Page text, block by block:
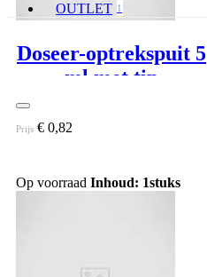
OUTLET 1
Doseer-optrekspuit 5
ml met tip
Prijs € 0,82
Op voorraad Inhoud: 1stuks